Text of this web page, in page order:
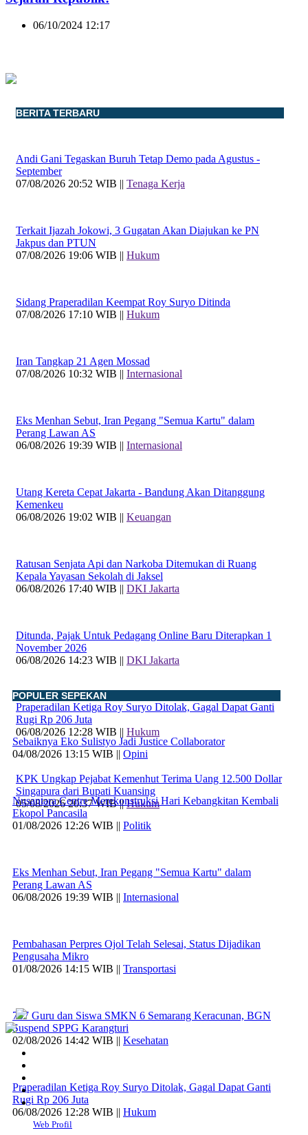
06/10/2024 12:17
BERITA TERBARU
Andi Gani Tegaskan Buruh Tetap Demo pada Agustus -
September
07/08/2026 20:52 WIB || Tenaga Kerja
Terkait Ijazah Jokowi, 3 Gugatan Akan Diajukan ke PN
Jakpus dan PTUN
07/08/2026 19:06 WIB || Hukum
Sidang Praperadilan Keempat Roy Suryo Ditinda
07/08/2026 17:10 WIB || Hukum
Iran Tangkap 21 Agen Mossad
07/08/2026 10:32 WIB || Internasional
Eks Menhan Sebut, Iran Pegang "Semua Kartu" dalam
Perang Lawan AS
06/08/2026 19:39 WIB || Internasional
Utang Kereta Cepat Jakarta - Bandung Akan Ditanggung
Kemenkeu
06/08/2026 19:02 WIB || Keuangan
Ratusan Senjata Api dan Narkoba Ditemukan di Ruang
Kepala Yayasan Sekolah di Jaksel
06/08/2026 17:40 WIB || DKI Jakarta
Ditunda, Pajak Untuk Pedagang Online Baru Diterapkan 1
November 2026
06/08/2026 14:23 WIB || DKI Jakarta
Praperadilan Ketiga Roy Suryo Ditolak, Gagal Dapat Ganti
Rugi Rp 206 Juta
06/08/2026 12:28 WIB || Hukum
KPK Ungkap Pejabat Kemenhut Terima Uang 12.500 Dollar
Singapura dari Bupati Kuansing
05/08/2026 20:37 WIB ||Hukum
POPULER SEPEKAN
Sebaiknya Eko Sulistyo Jadi Justice Collaborator
04/08/2026 13:15 WIB || Opini
Nusantara Centre Merekonstruksi Hari Kebangkitan Kembali
Ekopol Pancasila
01/08/2026 12:26 WIB || Politik
Eks Menhan Sebut, Iran Pegang "Semua Kartu" dalam
Perang Lawan AS
06/08/2026 19:39 WIB || Internasional
Pembahasan Perpres Ojol Telah Selesai, Status Dijadikan
Pengusaha Mikro
01/08/2026 14:15 WIB || Transportasi
707 Guru dan Siswa SMKN 6 Semarang Keracunan, BGN
Suspend SPPG Karangturi
02/08/2026 14:42 WIB || Kesehatan
Praperadilan Ketiga Roy Suryo Ditolak, Gagal Dapat Ganti
Rugi Rp 206 Juta
06/08/2026 12:28 WIB || Hukum
Web Profil